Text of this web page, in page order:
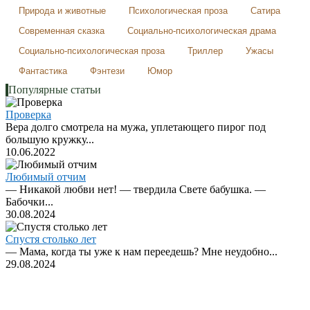
Природа и животные Психологическая проза
Сатира
Современная сказка
Социально-психологическая драма
Социально-психологическая проза
Триллер
Ужасы
Фантастика
Фэнтези Юмор
Популярные статьи
Проверка
Вера долго смотрела на мужа, уплетающего пирог под
большую кружку...
10.06.2022
Любимый отчим
— Никакой любви нет! — твердила Свете бабушка. —
Бабочки...
30.08.2024
Спустя столько лет
— Мама, когда ты уже к нам переедешь? Мне неудобно...
29.08.2024